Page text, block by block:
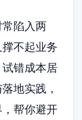
陷入两
不起业务
错成本居
地实践，
帮你避开